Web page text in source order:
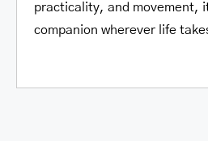
practicality, and movement,
companion wherever life